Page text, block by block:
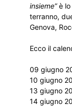
insieme”è lo
terranno,
Genova,
Ecco il
09 giugno
10 giugno
13 giugno
14 giugno